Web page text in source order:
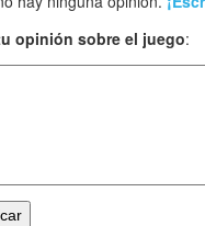
opinión sobre el juego: